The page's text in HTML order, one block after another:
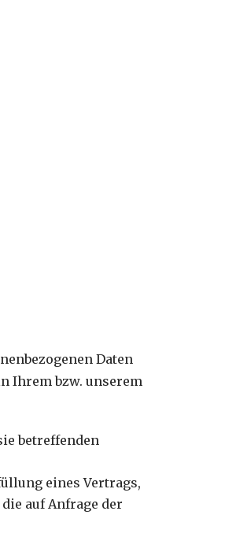
Daten
Ihrem bzw. unserem
betreffenden
eines Vertrags,
auf Anfrage der